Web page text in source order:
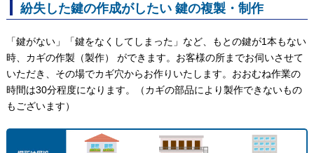
紛失した鍵の作成がしたい 鍵の複製・制作
「鍵がない」「鍵をなくしてしまった」など、もとの鍵が1本もない
時、カギの作製（製作） ができます。お客様の所までお伺いさせて
いただき、その場でカギ穴からお作りいたします。おおむね作業の
時間は30分程度になります。（カギの部品により製作できないもの
もございます）